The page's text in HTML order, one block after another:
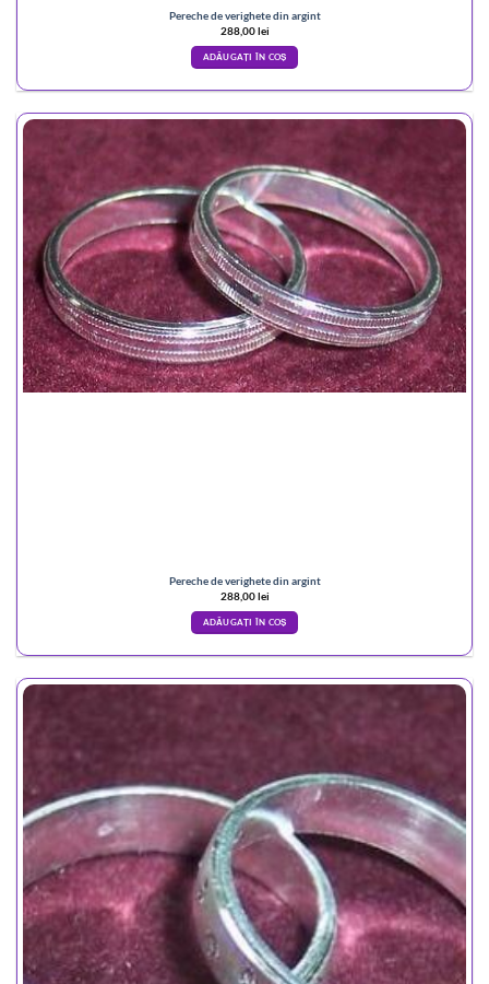
Pereche de verighete din argint
288,00lei
ADĂUGAȚI ÎN COȘ
Pereche de verighete din argint
288,00lei
ADĂUGAȚI ÎN COȘ